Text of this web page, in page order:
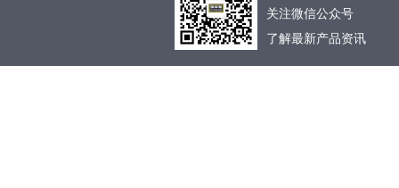
关注微信公众号
了解最新产品资讯